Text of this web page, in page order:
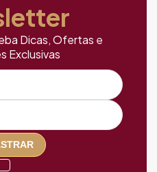
Dicas, Ofertas e
Exclusivas